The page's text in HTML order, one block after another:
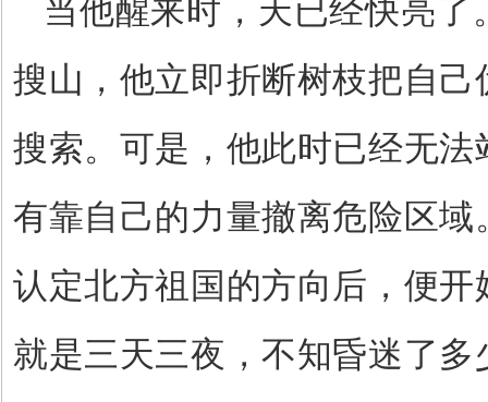
当他醒来时，天已经快亮
搜山，他立即折断树枝把自
搜索。可是，他此时已经无
有靠自己的力量撤离危险区
认定北方祖国的方向后，便
就是三天三夜，不知昏迷了